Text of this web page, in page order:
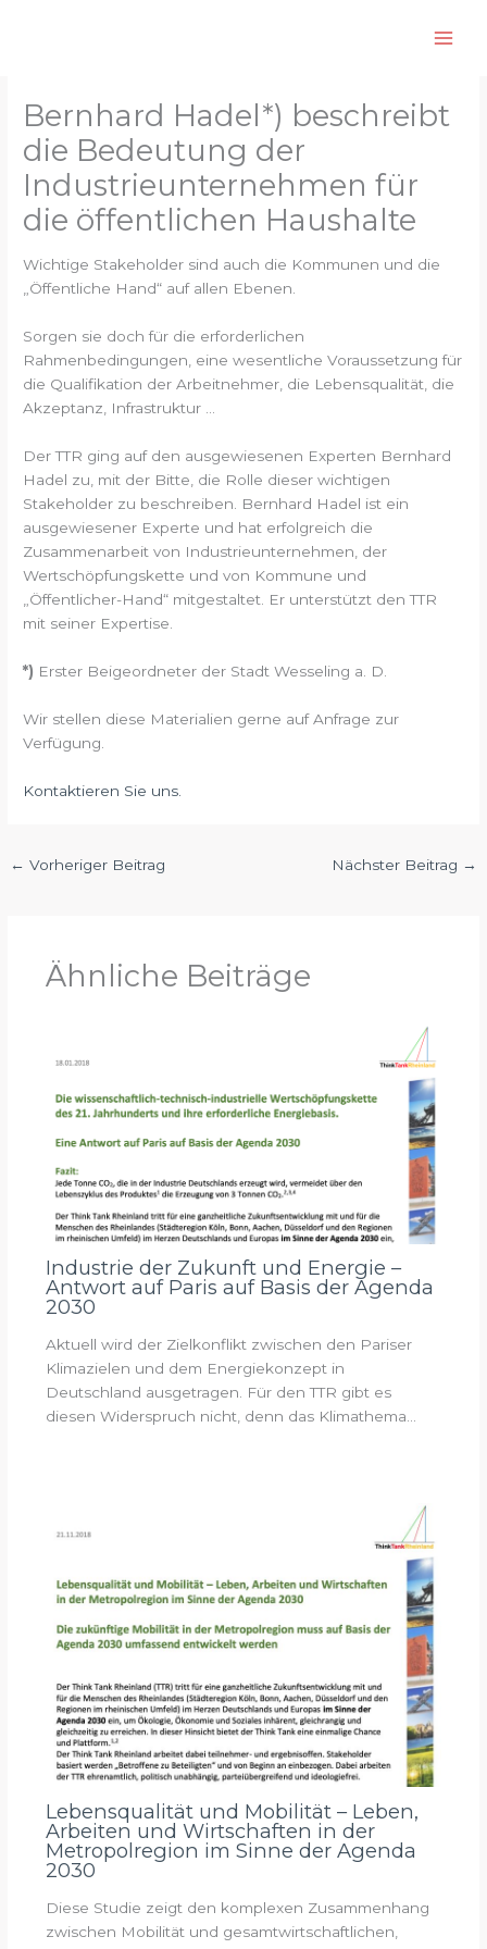
Bernhard Hadel*) beschreibt
die Bedeutung der
Industrieunternehmen für
die öffentlichen Haushalte
Wichtige Stakeholder sind auch die Kommunen und die
„Öffentliche Hand“ auf allen Ebenen.
Sorgen sie doch für die erforderlichen
Rahmenbedingungen, eine wesentliche Voraussetzung für
die Qualifikation der Arbeitnehmer, die Lebensqualität, die
Akzeptanz, Infrastruktur …
Der TTR ging auf den ausgewiesenen Experten Bernhard
Hadel zu, mit der Bitte, die Rolle dieser wichtigen
Stakeholder zu beschreiben. Bernhard Hadel ist ein
ausgewiesener Experte und hat erfolgreich die
Zusammenarbeit von Industrieunternehmen, der
Wertschöpfungskette und von Kommune und
„Öffentlicher-Hand“ mitgestaltet. Er unterstützt den TTR
mit seiner Expertise.
*) Erster Beigeordneter der Stadt Wesseling a. D.
Wir stellen diese Materialien gerne auf Anfrage zur
Verfügung.
Kontaktieren Sie uns.
← Vorheriger Beitrag Nächster Beitrag →
Ähnliche Beiträge
Industrie der Zukunft und Energie –
Antwort auf Paris auf Basis der Agenda
2030
Aktuell wird der Zielkonflikt zwischen den Pariser
Klimazielen und dem Energiekonzept in
Deutschland ausgetragen. Für den TTR gibt es
diesen Widerspruch nicht, denn das Klimathema…
Lebensqualität und Mobilität – Leben,
Arbeiten und Wirtschaften in der
Metropolregion im Sinne der Agenda
2030
Diese Studie zeigt den komplexen Zusammenhang
zwischen Mobilität und gesamtwirtschaftlichen,